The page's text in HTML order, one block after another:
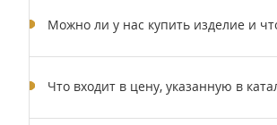
Можно ли у нас купить изделие и
Что входит в цену, указанную в